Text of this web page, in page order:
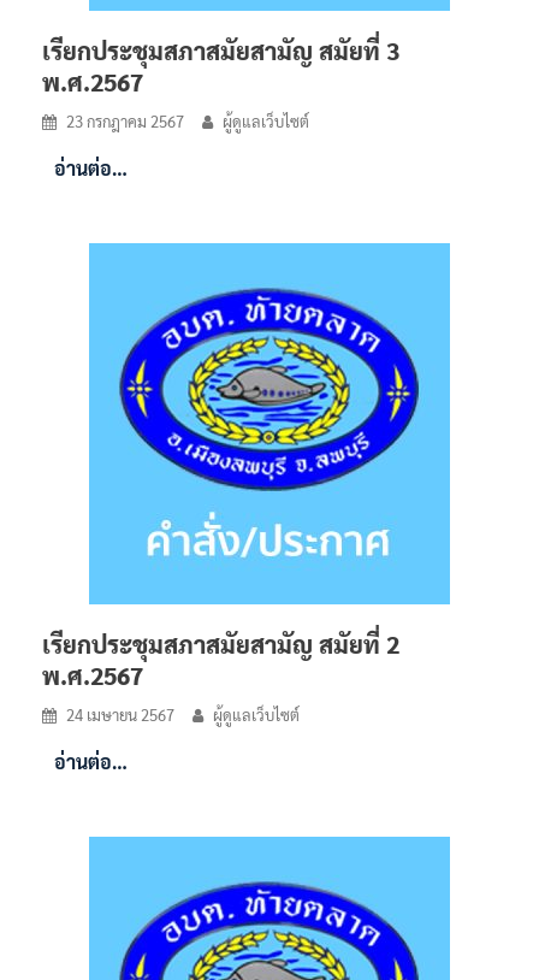
เรียกประชุมสภาสมัยสามัญ สมัยที่ 3
พ.ศ.2567
23 กรกฎาคม 2567 ผู้ดูแลเว็บไซต์
อ่านต่อ…
เรียกประชุมสภาสมัยสามัญ สมัยที่ 2
พ.ศ.2567
24 เมษายน 2567 ผู้ดูแลเว็บไซต์
อ่านต่อ…